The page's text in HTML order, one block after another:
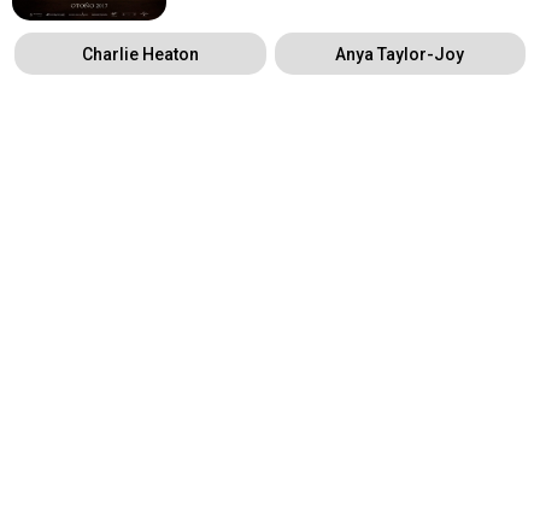
Charlie Heaton Anya Taylor-Joy